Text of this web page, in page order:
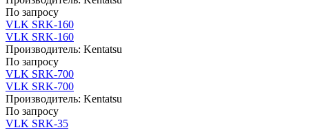
По запросу
VLK SRK-160
VLK SRK-160
Производитель: Kentatsu
По запросу
VLK SRK-700
VLK SRK-700
Производитель: Kentatsu
По запросу
VLK SRK-35